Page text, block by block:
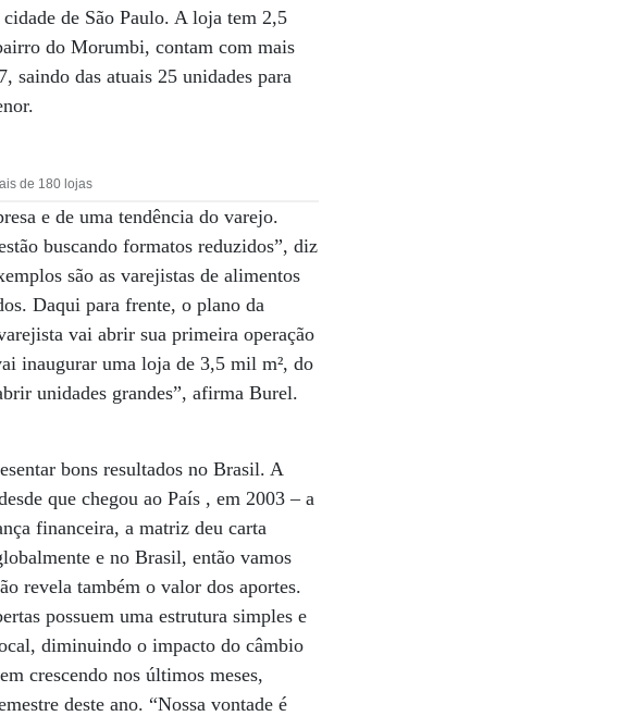
de São Paulo. A loja tem 2,5
do Morumbi, contam com mais
saindo das atuais 25 unidades para
de 180 lojas
e de uma tendência do varejo.
buscando formatos reduzidos”, diz
são as varejistas de alimentos
Daqui para frente, o plano da
vai abrir sua primeira operação
inaugurar uma loja de 3,5 mil m², do
unidades grandes”, afirma Burel.
bons resultados no Brasil. A
que chegou ao País , em 2003 – a
financeira, a matriz deu carta
e no Brasil, então vamos
revela também o valor dos aportes.
possuem uma estrutura simples e
diminuindo o impacto do câmbio
crescendo nos últimos meses,
deste ano. “Nossa vontade é